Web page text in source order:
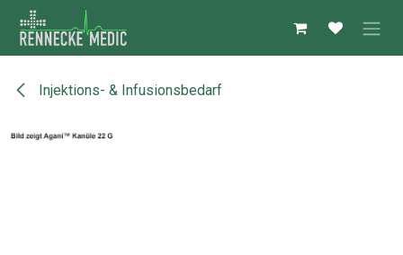
Zum Inhalt springen
Injektions- & Infusionsbedarf